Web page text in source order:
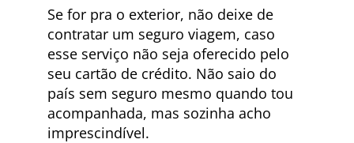
Se for pra o exterior, não deixe de
contratar um seguro viagem, caso
esse serviço não seja oferecido pelo
seu cartão de crédito. Não saio do
país sem seguro mesmo quando tou
acompanhada, mas sozinha acho
imprescindível.